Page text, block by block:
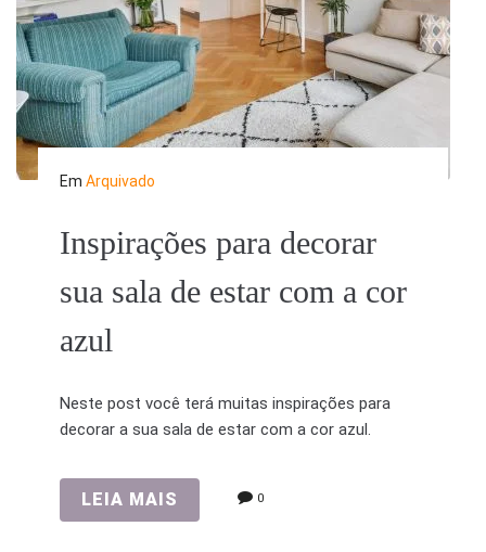
Em Arquivado
Inspirações para decorar
sua sala de estar com a cor
azul
Neste post você terá muitas inspirações para
decorar a sua sala de estar com a cor azul.
LEIA MAIS 0